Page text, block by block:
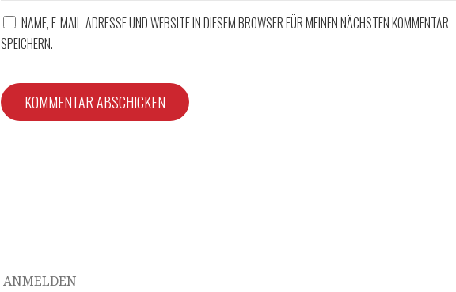
NAME, E-MAIL-ADRESSE UND WEBSITE IN DIESEM BROWSER FÜR MEINEN NÄCHSTEN KOMMENTAR
SPEICHERN.
ANMELDEN